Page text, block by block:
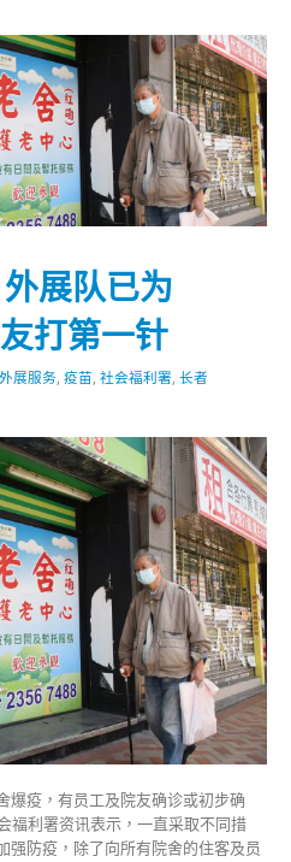
展队已为
打第一针
外展服务,疫苗,社会福利署,长者
爆疫，有员工及院友确诊或初步确
福利署资讯表示，一直采取不同措
强防疫，除了向所有院舍的住客及员